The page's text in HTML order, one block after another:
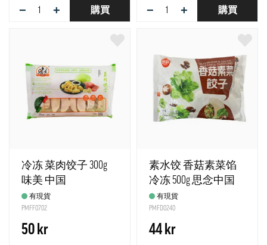
− + 購買 − + 購買
冷冻 菜肉饺子 300g
味美 中国
有現貨
PMFF0702
50 kr
素水饺 香菇素菜馅
冷冻 500g 思念中国
有現貨
PMFD0240
44 kr